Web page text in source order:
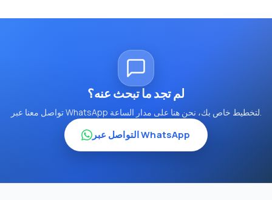
لم تجد ما تبحث عنه؟
تواصل معنا عبر WhatsApp لتخطيط خاص بك، نحن هنا على مدار الساعة.
التواصل عبر WhatsApp